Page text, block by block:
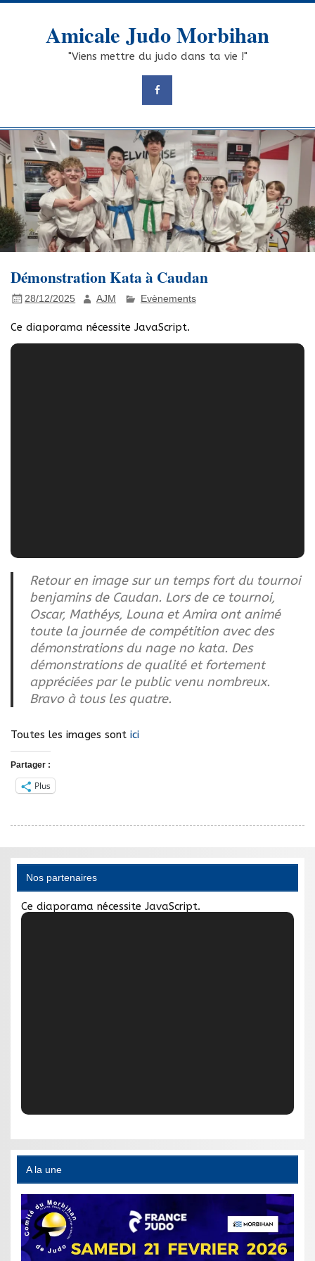
Skip
Amicale Judo Morbihan
"Viens mettre du judo dans ta vie !"
Démonstration Kata à Caudan
28/12/2025 AJM Evènements
Ce diaporama nécessite JavaScript.
Retour en image sur un temps fort du tournoi
benjamins de Caudan. Lors de ce tournoi,
Oscar, Mathéys, Louna et Amira ont animé
toute la journée de compétition avec des
démonstrations du nage no kata. Des
démonstrations de qualité et fortement
appréciées par le public venu nombreux.
Bravo à tous les quatre.
Toutes les images sontici
Partager :
Plus
Nos partenaires
Ce diaporama nécessite JavaScript.
A la une